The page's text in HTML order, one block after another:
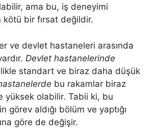
ama bu, iş deneyimi
kötü bir fırsat değildir.
ve devlet hastaneleri arasında
Devlet hastanelerinde
standart ve biraz daha düşük
bu rakamlar biraz
yüksek olabilir. Tabii ki, bu
görev aldığı bölüm ve yaptığı
göre de değişir.